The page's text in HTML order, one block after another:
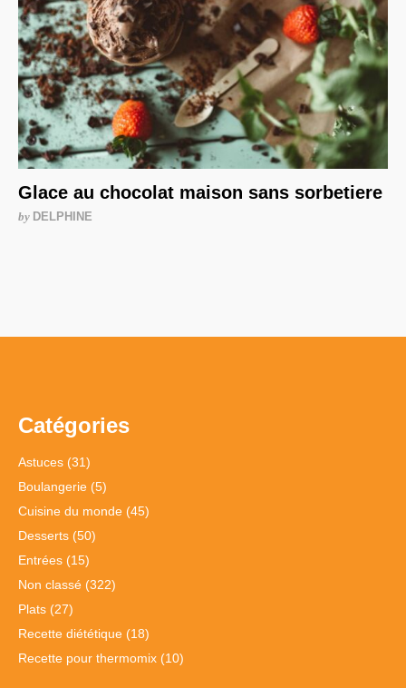
Glace au chocolat maison sans sorbetiere
by DELPHINE
Catégories
Astuces (31)
Boulangerie (5)
Cuisine du monde (45)
Desserts (50)
Entrées (15)
Non classé (322)
Plats (27)
Recette diététique (18)
Recette pour thermomix (10)